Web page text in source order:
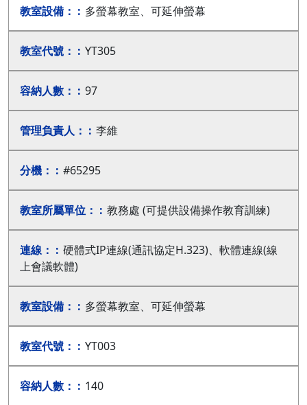
多螢幕教室、可延伸螢幕
YT305
97
李維
#65295
教務處 (可提供設備操作教育訓練)
硬體式IP連線(通訊協定H.323)、軟體連線(線
上會議軟體)
多螢幕教室、可延伸螢幕
YT003
140